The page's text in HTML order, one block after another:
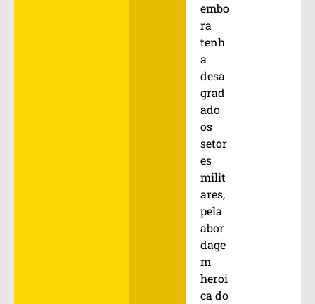
embo
ra
tenh
a
desa
grad
ado
os
setor
es
milit
ares,
pela
abor
dage
m
heroi
ca do